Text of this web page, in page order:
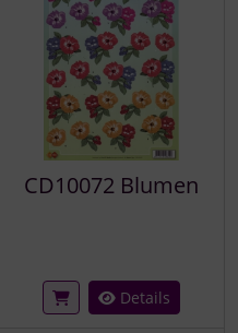
CD10072 Blumen
Details